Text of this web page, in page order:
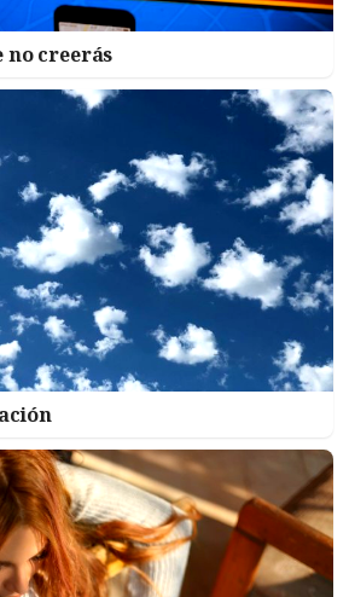
no creerás